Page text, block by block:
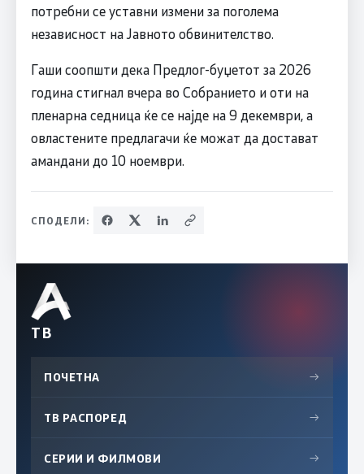
потребни се уставни измени за поголема
независност на Јавното обвинителство.
Гаши соопшти дека Предлог-буџетот за 2026
година стигнал вчера во Собранието и оти на
пленарна седница ќе се најде на 9 декември, а
овластените предлагачи ќе можат да достават
амандани до 10 ноември.
СПОДЕЛИ:
ТВ
ПОЧЕТНА →
ТВ РАСПОРЕД →
СЕРИИ И ФИЛМОВИ →